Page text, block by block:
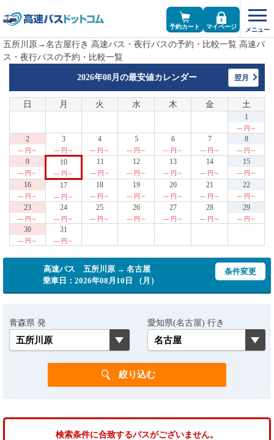
予約カート マイページ
五所川原→名古屋行き 高速バス・夜行バスの予約・比較一覧 高速バ
ス・夜行バスの予約・比較一覧
2026年08月の最安値カレンダー 翌月
日 月 火 水 木 金 土
1
--- 円～
2
--- 円～
3
--- 円～
4
--- 円～
5
--- 円～
6
--- 円～
7
--- 円～
8
--- 円～
9
--- 円～
10
--- 円～
11
--- 円～
12
--- 円～
13
--- 円～
14
--- 円～
15
--- 円～
16
--- 円～
17
--- 円～
18
--- 円～
19
--- 円～
20
--- 円～
21
--- 円～
22
--- 円～
23
--- 円～
24
--- 円～
25
--- 円～
26
--- 円～
27
--- 円～
28
--- 円～
29
--- 円～
30
--- 円～
31
--- 円～
高速バス 五所川原 → 名古屋
乗車日：2026年08月10日 （月）
条件変更
青森県 発 愛知県(名古屋) 行き
検索条件に合致するバスがございません。